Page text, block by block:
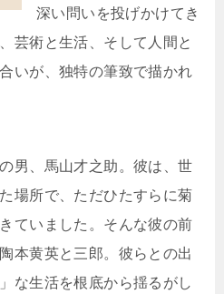
深い問いを投げかけてき
芸術と生活、そして人間と
いが、独特の筆致で描かれ
男、馬山才之助。彼は、世
場所で、ただひたすらに菊
ていました。そんな彼の前
本黄英と三郎。彼らとの出
な生活を根底から揺るがし